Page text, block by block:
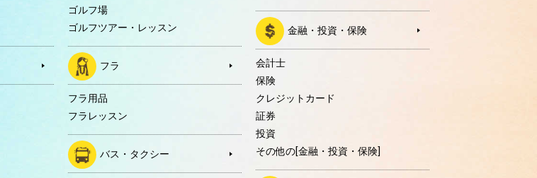
ゴルフ場
ゴルフツアー・レッスン
フラ
フラ用品
フラレッスン
バス・タクシー
金融・投資・保険
会計士
保険
クレジットカード
証券
投資
その他の[金融・投資・保険]